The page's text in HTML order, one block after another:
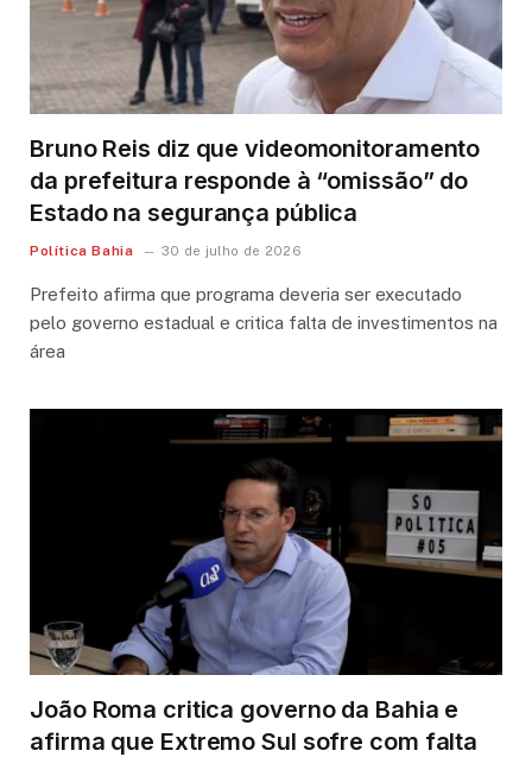
Bruno Reis diz que videomonitoramento
da prefeitura responde à “omissão” do
Estado na segurança pública
Política Bahia 30 de julho de 2026
Prefeito afirma que programa deveria ser executado
pelo governo estadual e critica falta de investimentos na
área
João Roma critica governo da Bahia e
afirma que Extremo Sul sofre com falta